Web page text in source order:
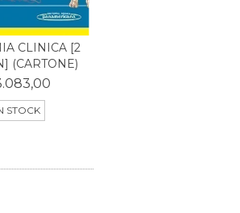
CLINICA [2
(CARTONE)
STOCK